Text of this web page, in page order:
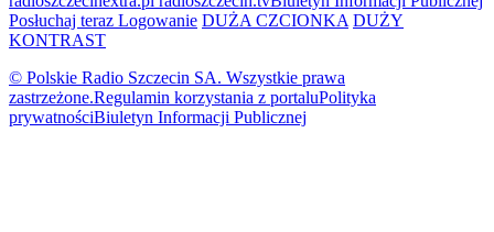
Posłuchaj teraz Logowanie DUŻA CZCIONKA DUŻY
KONTRAST
© Polskie Radio Szczecin SA. Wszystkie prawa
zastrzeżone.Regulamin korzystania z portaluPolityka
prywatnościBiuletyn Informacji Publicznej